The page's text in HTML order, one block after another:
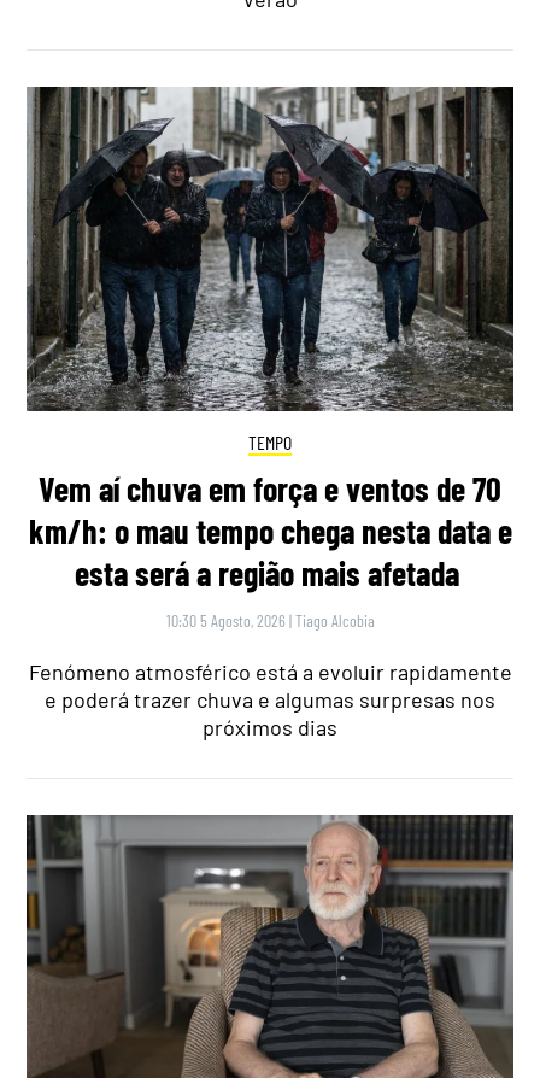
TEMPO
Vem aí chuva em força e ventos de 70
km/h: o mau tempo chega nesta data e
esta será a região mais afetada
10:30 5 Agosto, 2026 |Tiago Alcobia
Fenómeno atmosférico está a evoluir rapidamente
e poderá trazer chuva e algumas surpresas nos
próximos dias